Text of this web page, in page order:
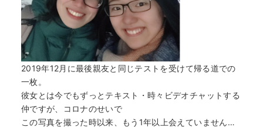
2019年12月に最後親友と同じテストを受けて帰る道での
一枚。
彼女とは今でもずっとテキスト・時々ビデオチャットする
仲ですが、コロナのせいで
この写真を撮った時以来、もう1年以上会えていません…